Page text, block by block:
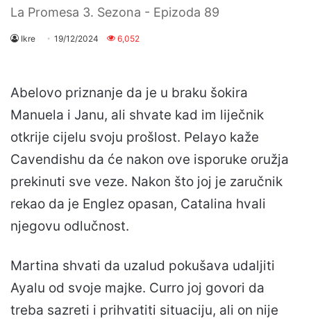
La Promesa 3. Sezona - Epizoda 89
Ikre 19/12/2024 6,052
Abelovo priznanje da je u braku šokira
Manuela i Janu, ali shvate kad im liječnik
otkrije cijelu svoju prošlost. Pelayo kaže
Cavendishu da će nakon ove isporuke oružja
prekinuti sve veze. Nakon što joj je zaručnik
rekao da je Englez opasan, Catalina hvali
njegovu odlučnost.
Martina shvati da uzalud pokušava udaljiti
Ayalu od svoje majke. Curro joj govori da
treba sazreti i prihvatiti situaciju, ali on nije